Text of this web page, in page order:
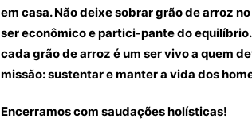
em casa. Não deixe sobrar grão de arroz
ser econômico e partici-pante do
cada grão de arroz é um ser vivo a quem
missão: sustentar e manter a vida dos
Encerramos com saudações holísticas!